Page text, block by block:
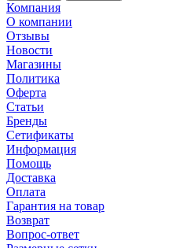
Компания
О компании
Отзывы
Новости
Магазины
Политика
Оферта
Статьи
Бренды
Сетификаты
Информация
Помощь
Доставка
Оплата
Гарантия на товар
Возврат
Вопрос-ответ